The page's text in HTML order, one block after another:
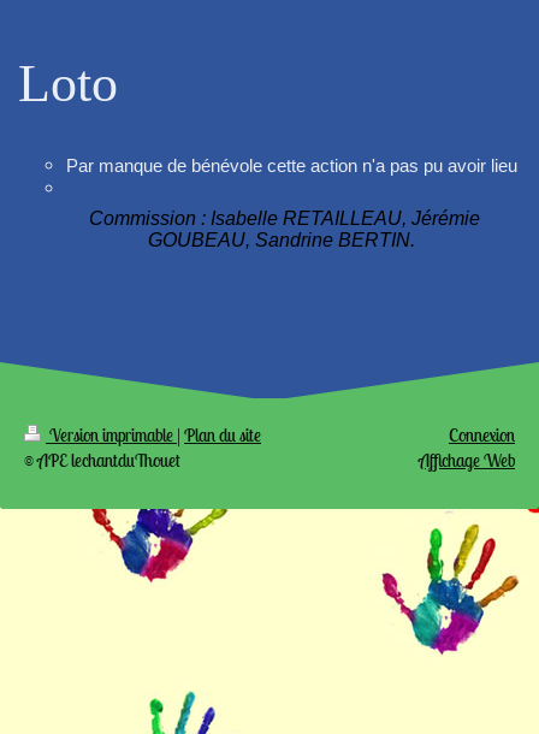
Loto
Par manque de bénévole cette action n'a pas pu avoir lieu
Commission : Isabelle RETAILLEAU, Jérémie
GOUBEAU, Sandrine BERTIN.
Version imprimable | Plan du site
© APE lechantduThouet
Connexion
Affichage Web